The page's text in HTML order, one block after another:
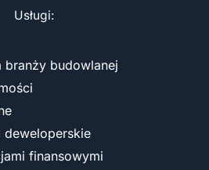
Usługi:
branży budowlanej
deweloperskie
finansowymi